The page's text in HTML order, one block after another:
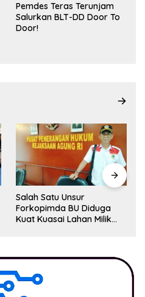
Pemdes Teras Terunjam
Salurkan BLT-DD Door To
Door!
Salah Satu Unsur
Forkopimda BU Diduga
Kuat Kuasai Lahan Milik